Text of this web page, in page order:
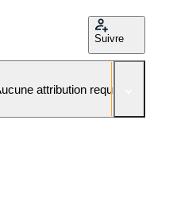
Suivre
attribution requise